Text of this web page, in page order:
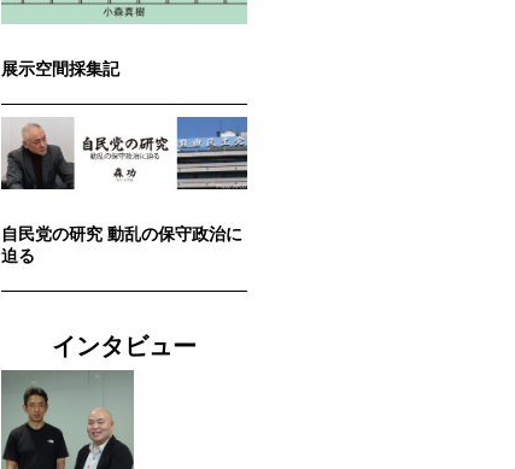
展示空間採集記
自民党の研究 動乱の保守政治に
迫る
インタビュー